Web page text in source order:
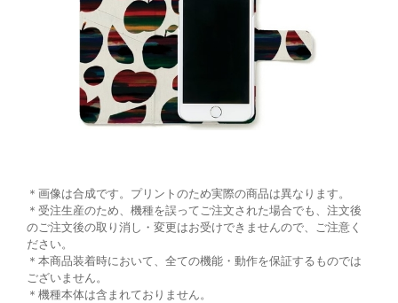
＊画像は合成です。プリントのため実際の商品は異なります。
＊受注生産のため、機種を誤ってご注文された場合でも、注文後
のご注文後の取り消し・変更はお受けできませんので、ご注意く
ださい。
＊本商品装着時において、全ての機能・動作を保証するものでは
ございません。
＊機種本体は含まれておりません。